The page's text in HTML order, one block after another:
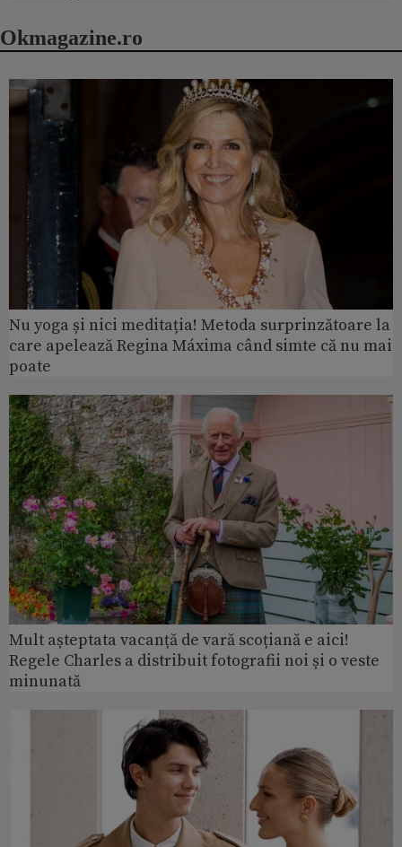
Okmagazine.ro
Nu yoga și nici meditația! Metoda surprinzătoare la
care apelează Regina Máxima când simte că nu mai
poate
Mult așteptata vacanță de vară scoțiană e aici!
Regele Charles a distribuit fotografii noi și o veste
minunată